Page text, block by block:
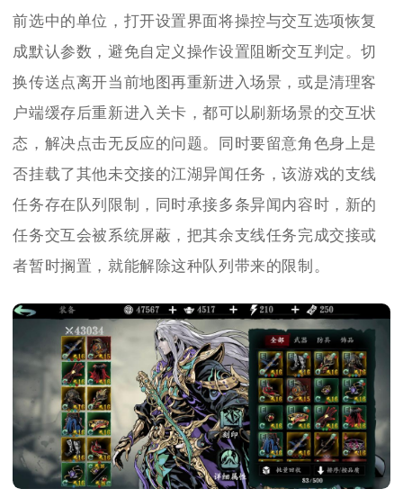
前选中的单位，打开设置界面将操控与交互选项恢复
成默认参数，避免自定义操作设置阻断交互判定。切
换传送点离开当前地图再重新进入场景，或是清理客
户端缓存后重新进入关卡，都可以刷新场景的交互状
态，解决点击无反应的问题。同时要留意角色身上是
否挂载了其他未交接的江湖异闻任务，该游戏的支线
任务存在队列限制，同时承接多条异闻内容时，新的
任务交互会被系统屏蔽，把其余支线任务完成交接或
者暂时搁置，就能解除这种队列带来的限制。